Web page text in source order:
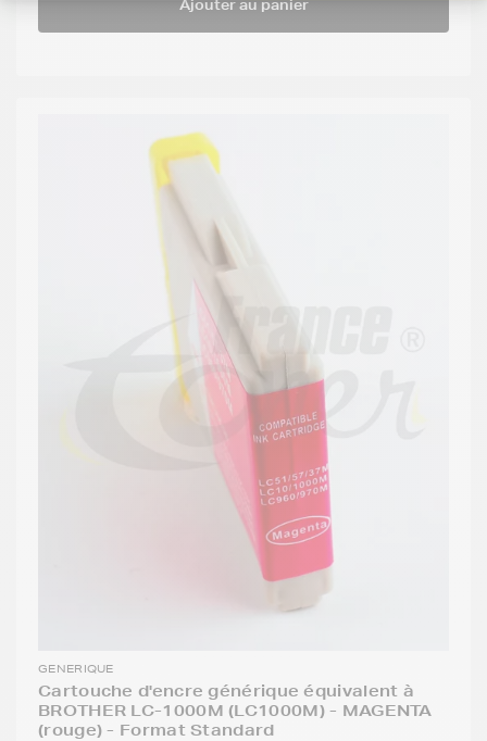
Ajouter au panier
GENERIQUE
Cartouche d'encre générique équivalent à
BROTHER LC-1000M (LC1000M) - MAGENTA
(rouge) - Format Standard